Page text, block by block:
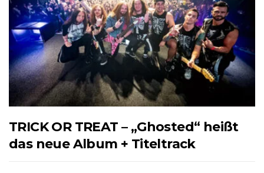
TRICK OR TREAT – „Ghosted“ heißt
das neue Album + Titeltrack